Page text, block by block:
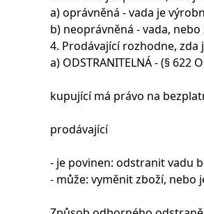
a) oprávněná - vada je
b) neoprávněná - vada,
4. Prodávající rozhodne, zda
a) ODSTRANITELNÁ - (§
kupující má právo na
prodávající
- je povinen: odstranit vadu
- může: vyměnit zboží, nebo